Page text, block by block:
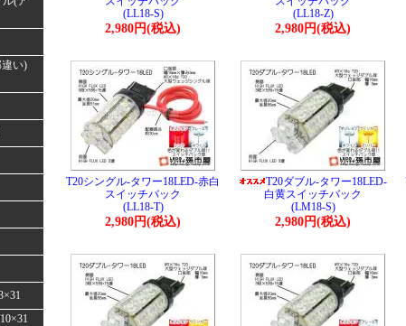
い)
(LL18-S)
2,980円(税込)
(LL18-Z)
2,980円(税込)
T20シングル-タワー18LED-赤白
スイッチバック
(LL18-T)
2,980円(税込)
T20ダブル-タワー18LED-
白黄スイッチバック
(LM18-S)
2,980円(税込)